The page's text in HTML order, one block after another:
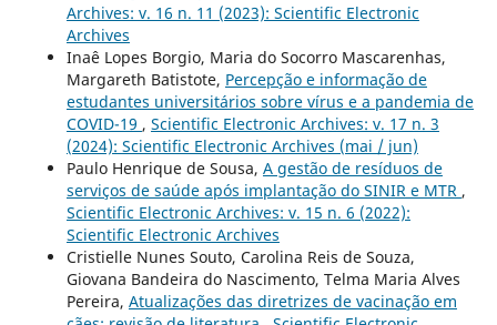
Archives: v. 16 n. 11 (2023): Scientific Electronic
Archives
Inaê Lopes Borgio, Maria do Socorro Mascarenhas,
Margareth Batistote, Percepção e informação de
estudantes universitários sobre vírus e a pandemia de
COVID-19 , Scientific Electronic Archives: v. 17 n. 3
(2024): Scientific Electronic Archives (mai / jun)
Paulo Henrique de Sousa, A gestão de resíduos de
serviços de saúde após implantação do SINIR e MTR ,
Scientific Electronic Archives: v. 15 n. 6 (2022):
Scientific Electronic Archives
Cristielle Nunes Souto, Carolina Reis de Souza,
Giovana Bandeira do Nascimento, Telma Maria Alves
Pereira, Atualizações das diretrizes de vacinação em